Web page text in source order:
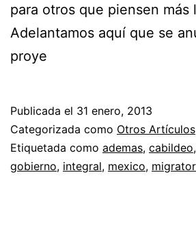
para otros que piensen más
Adelantamos aquí que se
proye
Publicada el 31 enero, 2013
Categorizada como Otros Artículos
Etiquetada como ademas, cabildeo,
gobierno, integral, mexico,